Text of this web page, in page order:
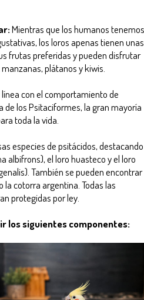
Mientras que los humanos tenemos
los loros apenas tienen unas
frutas preferidas y pueden disfrutar
plátanos y kiwis.
línea con el comportamiento de
de los Psitaciformes, la gran mayoría
toda la vida.
especies de psitácidos, destacando
albifrons), el loro huasteco y el loro
También se pueden encontrar
cotorra argentina. Todas las
protegidas por ley.
los siguientes componentes: